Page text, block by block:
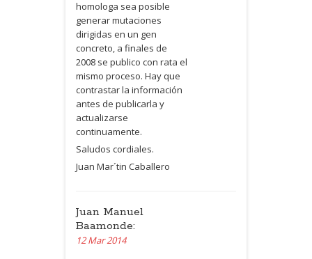
homologa sea posible
generar mutaciones
dirigidas en un gen
concreto, a finales de
2008 se publico con rata el
mismo proceso. Hay que
contrastar la información
antes de publicarla y
actualizarse
continuamente.
Saludos cordiales.
Juan Mar´tin Caballero
Juan Manuel
Baamonde:
12 Mar 2014